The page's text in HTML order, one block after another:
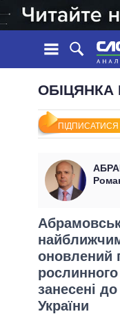
СТРІЧКА
ПОДІЇ
СТАТТІ
ДУМКИ
ОГЛЯДИ
ДАЙДЖЕСТИ
УСІ
ПРЕЗИДЕНТ І
ВЕРХОВНА
КАБІНЕТ
ГОЛОВИ
МЕРИ МІСТ
ВСІ ПЕРСОНИ
ОБІЦЯНКА
оновлений
рослинного
занесені
України